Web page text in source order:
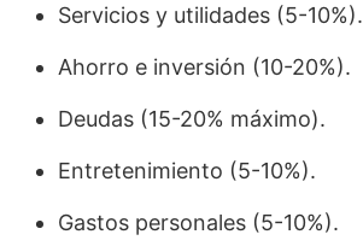
Servicios y utilidades (5-10%).
Ahorro e inversión (10-20%).
Deudas (15-20% máximo).
Entretenimiento (5-10%).
Gastos personales (5-10%).